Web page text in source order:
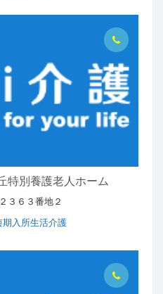
別養護老人ホーム
３６３番地２
期入所生活介護